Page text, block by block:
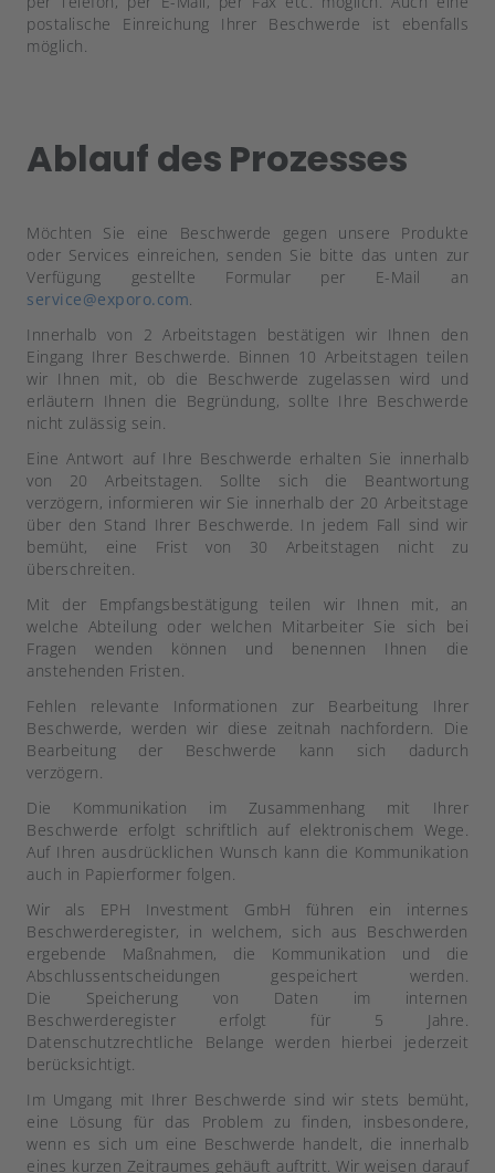
postalische Einreichung Ihrer Beschwerde ist ebenfalls
möglich.
Ablauf des Prozesses
Möchten Sie eine Beschwerde gegen unsere Produkte
oder Services einreichen, senden Sie bitte das unten zur
Verfügung gestellte Formular per E-Mail an
service@exporo.com.
Innerhalb von 2 Arbeitstagen bestätigen wir Ihnen den
Eingang Ihrer Beschwerde. Binnen 10 Arbeitstagen teilen
wir Ihnen mit, ob die Beschwerde zugelassen wird und
erläutern Ihnen die Begründung, sollte Ihre Beschwerde
nicht zulässig sein.
Eine Antwort auf Ihre Beschwerde erhalten Sie innerhalb
von 20 Arbeitstagen. Sollte sich die Beantwortung
verzögern, informieren wir Sie innerhalb der 20 Arbeitstage
über den Stand Ihrer Beschwerde. In jedem Fall sind wir
bemüht, eine Frist von 30 Arbeitstagen nicht zu
überschreiten.
Mit der Empfangsbestätigung teilen wir Ihnen mit, an
welche Abteilung oder welchen Mitarbeiter Sie sich bei
Fragen wenden können und benennen Ihnen die
anstehenden Fristen.
Fehlen relevante Informationen zur Bearbeitung Ihrer
Beschwerde, werden wir diese zeitnah nachfordern. Die
Bearbeitung der Beschwerde kann sich dadurch
verzögern.
Die Kommunikation im Zusammenhang mit Ihrer
Beschwerde erfolgt schriftlich auf elektronischem Wege.
Auf Ihren ausdrücklichen Wunsch kann die Kommunikation
auch in Papierformer folgen.
Wir als EPH Investment GmbH führen ein internes
Beschwerderegister, in welchem, sich aus Beschwerden
ergebende Maßnahmen, die Kommunikation und die
Abschlussentscheidungen gespeichert werden.
Die Speicherung von Daten im internen
Beschwerderegister erfolgt für 5 Jahre.
Datenschutzrechtliche Belange werden hierbei jederzeit
berücksichtigt.
Im Umgang mit Ihrer Beschwerde sind wir stets bemüht,
eine Lösung für das Problem zu finden, insbesondere,
wenn es sich um eine Beschwerde handelt, die innerhalb
eines kurzen Zeitraumes gehäuft auftritt. Wir weisen darauf